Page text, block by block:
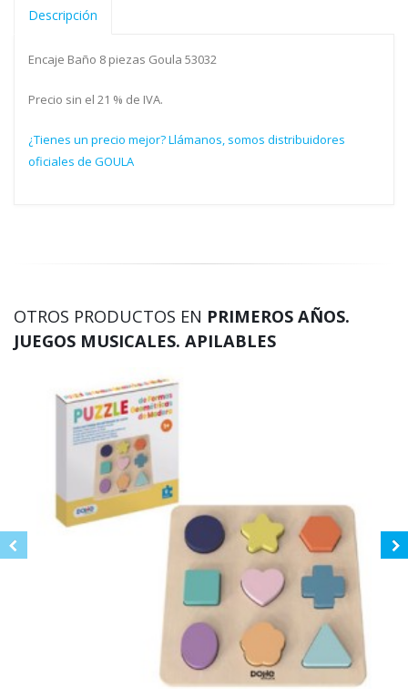
Descripción
Encaje Baño 8 piezas Goula 53032
Precio sin el 21 % de IVA.
¿Tienes un precio mejor? Llámanos, somos distribuidores
oficiales de GOULA
OTROS PRODUCTOS EN PRIMEROS AÑOS.
JUEGOS MUSICALES. APILABLES